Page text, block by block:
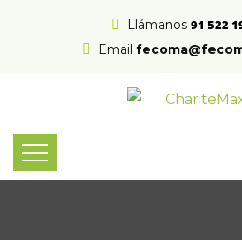
Llámanos 91 522
Email